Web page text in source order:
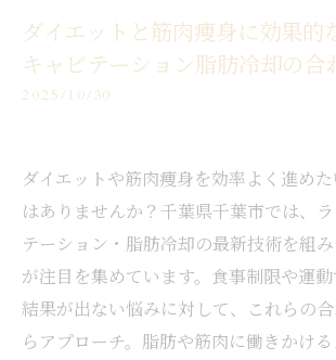
ダイエットと筋肉痩身に効果的
キャビテーション脂肪冷却の合
2025/10/30
ダイエットや筋肉痩身を効率よく進め
はありませんか？千葉県千葉市では、
テーション・脂肪冷却の最新技術を組
が注目を集めています。食事制限や運
結果が出ない悩みに対して、これらの
らアプローチ。脂肪や筋肉に働きかける